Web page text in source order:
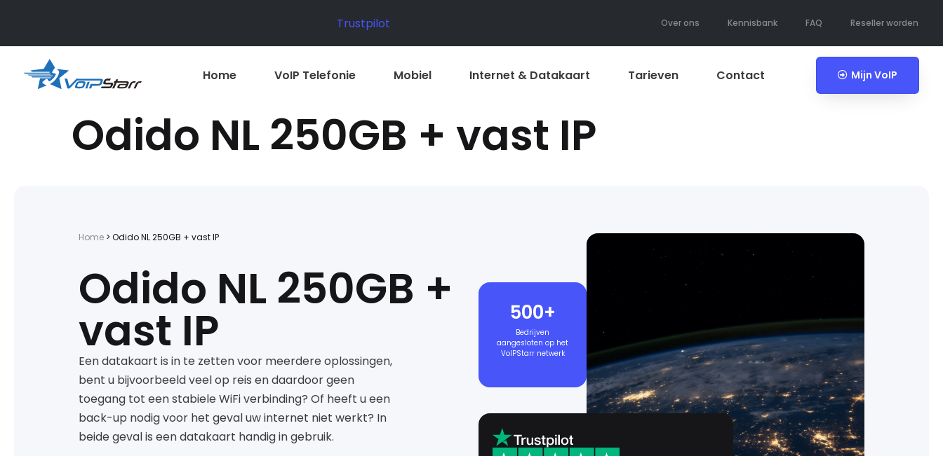
Trustpilot Over ons Kennisbank FAQ Reseller worden
Home VoIP Telefonie Mobiel Internet & Datakaart Tarieven Contact Mijn VoIP
Odido NL 250GB + vast IP
Home > Odido NL 250GB + vast IP
Odido NL 250GB +
vast IP
Een datakaart is in te zetten voor meerdere oplossingen,
bent u bijvoorbeeld veel op reis en daardoor geen
toegang tot een stabiele WiFi verbinding? Of heeft u een
back-up nodig voor het geval uw internet niet werkt? In
beide geval is een datakaart handig in gebruik.
500+
Bedrijven
aangesloten op het
VoIPStarr netwerk